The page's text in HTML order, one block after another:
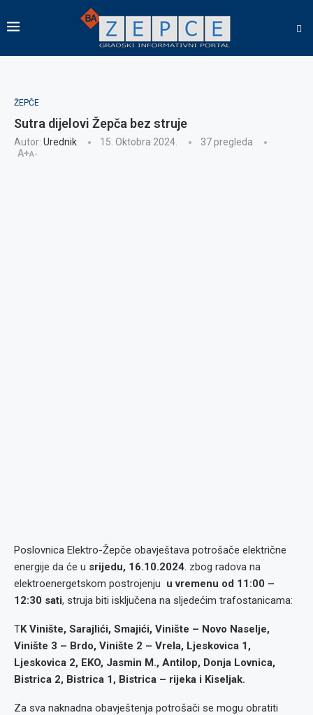
ŽEPČE
Sutra dijelovi Žepča bez struje
Autor: Urednik 15. Oktobra 2024. 37pregleda
A+A-
Poslovnica Elektro-Žepče obavještava potrošače električne
energije da će u srijedu, 16.10.2024. zbog radova na
elektroenergetskom postrojenju u vremenu od 11:00 –
12:30 sati, struja biti isključena na sljedećim trafostanicama:
TK Vinište, Sarajlići, Smajići, Vinište – Novo Naselje,
Vinište 3 – Brdo, Vinište 2 – Vrela, Ljeskovica 1,
Ljeskovica 2, EKO, Jasmin M., Antilop, Donja Lovnica,
Bistrica 2, Bistrica 1, Bistrica – rijeka i Kiseljak.
Za sva naknadna obavještenja potrošači se mogu obratiti